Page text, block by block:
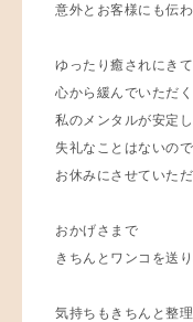
意外とお客様にも伝
ゆったり癒されにき
心から緩んでいただ
私のメンタルが安定
失礼なことはないので
お休みにさせていただ
おかげさまで
きちんとワンコを送
気持ちもきちんと整